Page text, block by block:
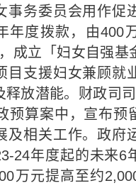
事务委员会用作促
年度拨款，由400
成立「妇女自强基
目支援妇女兼顾就
释放潜能。财政司
预算案中，宣布预
及相关工作。政府
24年度起的未来6
万元提高至约